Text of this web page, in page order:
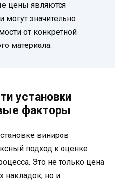
цены являются
могут значительно
от конкретной
материала.
установки
факторы
виниров
подход к оценке
Это не только цена
накладок, но и